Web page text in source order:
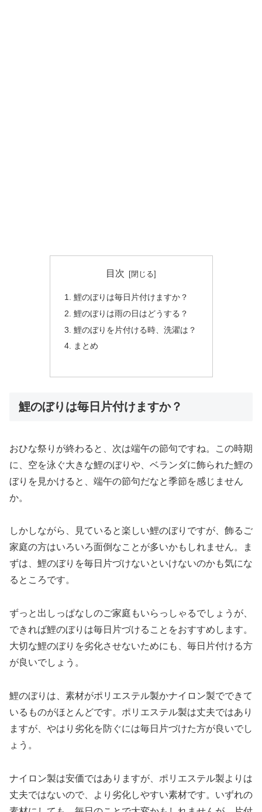
目次
鯉のぼりは毎日片付けますか？
鯉のぼりは雨の日はどうする？
鯉のぼりを片付ける時、洗濯は？
まとめ
鯉のぼりは毎日片付けますか？
おひな祭りが終わると、次は端午の節句ですね。この時期
に、空を泳ぐ大きな鯉のぼりや、ベランダに飾られた鯉の
ぼりを見かけると、端午の節句だなと季節を感じません
か。
しかしながら、見ていると楽しい鯉のぼりですが、飾るご
家庭の方はいろいろ面倒なことが多いかもしれません。ま
ずは、鯉のぼりを毎日片づけないといけないのかも気にな
るところです。
ずっと出しっぱなしのご家庭もいらっしゃるでしょうが、
できれば鯉のぼりは毎日片づけることをおすすめします。
大切な鯉のぼりを劣化させないためにも、毎日片付ける方
が良いでしょう。
鯉のぼりは、素材がポリエステル製かナイロン製でできて
いるものがほとんどです。ポリエステル製は丈夫ではあり
ますが、やはり劣化を防ぐには毎日片づけた方が良いでし
ょう。
ナイロン製は安価ではありますが、ポリエステル製よりは
丈夫ではないので、より劣化しやすい素材です。いずれの